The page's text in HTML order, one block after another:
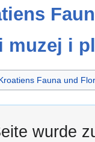
muzej i
Fauna und
wurde